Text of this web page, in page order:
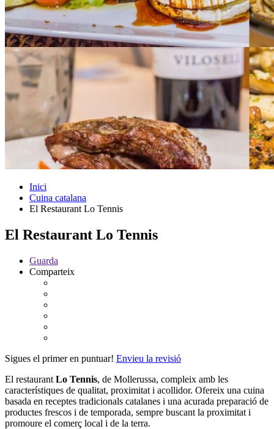
Inici
Cuina catalana
El Restaurant Lo Tennis
El Restaurant Lo Tennis
Guarda
Comparteix
Sigues el primer en puntuar! Envieu la revisió
El restaurant Lo Tennis, de Mollerussa, compleix amb les
característiques de qualitat, proximitat i acollidor. Ofereix una cuina
basada en receptes tradicionals catalanes i una acurada preparació de
productes frescos i de temporada, sempre buscant la proximitat i
promoure el comerç local i de la terra.